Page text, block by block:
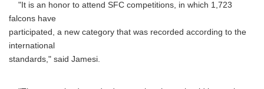
"It is an honor to attend SFC competitions, in which 1,723
falcons have
participated, a new category that was recorded according to the
international
standards," said Jamesi.